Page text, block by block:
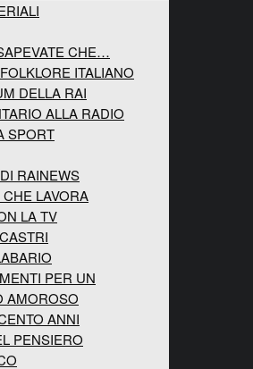
CHE…
ITALIANO
DELLA RAI
ALLA RADIO
SPORT
RAINEWS
LAVORA
LA TV
PER UN
AMOROSO
ANNI
PENSIERO